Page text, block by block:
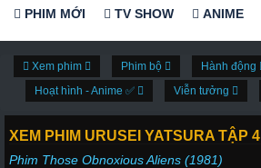
PHIM MỚI TV SHOW ANIME
Xem phim Phim bộ
Hành động
Hoạt hình - Anime ✅
Viễn tưởng
XEM PHIM URUSEI YATSURA TẬP 4
Phim Those Obnoxious Aliens (1981)